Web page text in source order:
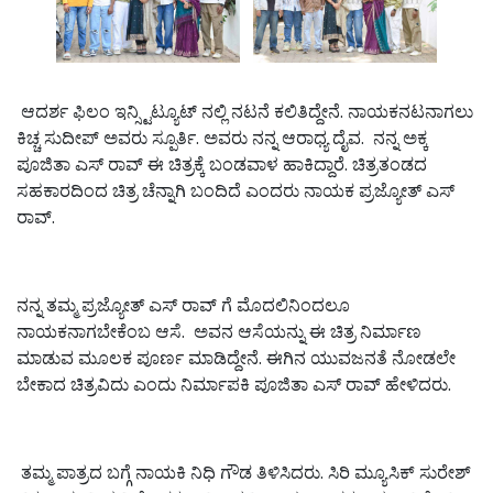
ಆದರ್ಶ ಫಿಲಂ ಇನ್ಸ್ಟಿಟ್ಯೂಟ್ ನಲ್ಲಿ ನಟನೆ ಕಲಿತಿದ್ದೇನೆ. ನಾಯಕನಟನಾಗಲು
ಕಿಚ್ಚ ಸುದೀಪ್ ಅವರು ಸ್ಪೂರ್ತಿ. ಅವರು ನನ್ನ ಆರಾಧ್ಯ ದೈವ. ನನ್ನ ಅಕ್ಕ
ಪೂಜಿತಾ ಎಸ್ ರಾವ್ ಈ ಚಿತ್ರಕ್ಕೆ ಬಂಡವಾಳ ಹಾಕಿದ್ದಾರೆ. ಚಿತ್ರತಂಡದ
ಸಹಕಾರದಿಂದ ಚಿತ್ರ ಚೆನ್ನಾಗಿ ಬಂದಿದೆ ಎಂದರು ನಾಯಕ ಪ್ರಜ್ಯೋತ್ ಎಸ್
ರಾವ್.
ನನ್ನ ತಮ್ಮ ಪ್ರಜ್ಯೋತ್ ಎಸ್ ರಾವ್ ಗೆ ಮೊದಲಿನಿಂದಲೂ
ನಾಯಕನಾಗಬೇಕೆಂಬ ಆಸೆ. ಅವನ‌ ಆಸೆಯನ್ನು ಈ ಚಿತ್ರ ನಿರ್ಮಾಣ
ಮಾಡುವ ಮೂಲಕ ಪೂರ್ಣ ಮಾಡಿದ್ದೇನೆ. ಈಗಿನ ಯುವಜನತೆ ನೋಡಲೇ
ಬೇಕಾದ ಚಿತ್ರವಿದು ಎಂದು ನಿರ್ಮಾಪಕಿ ಪೂಜಿತಾ ಎಸ್ ರಾವ್ ಹೇಳಿದರು.
ತಮ್ಮ ಪಾತ್ರದ ಬಗ್ಗೆ ನಾಯಕಿ ನಿಧಿ ಗೌಡ ತಿಳಿಸಿದರು. ಸಿರಿ ಮ್ಯೂಸಿಕ್ ಸುರೇಶ್